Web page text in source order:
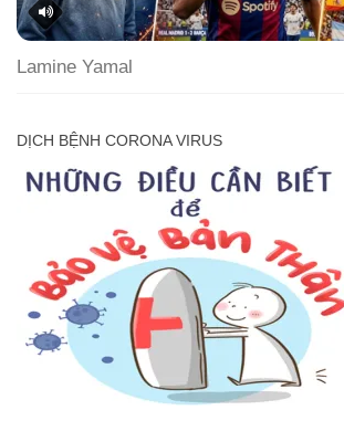
Lamine Yamal
DỊCH BỆNH CORONA VIRUS